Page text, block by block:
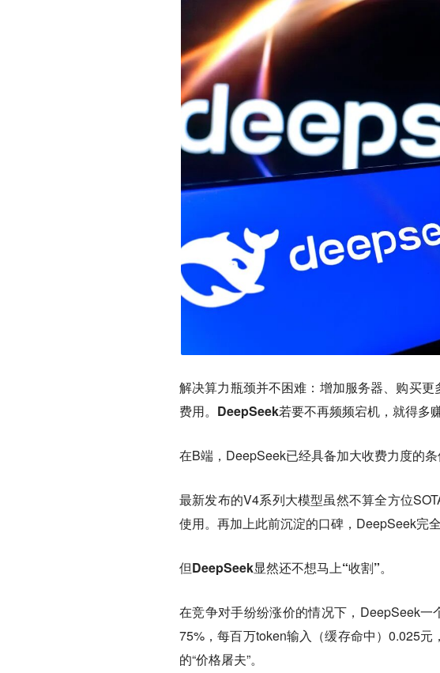
解决算力瓶颈并不困难：增加服务器、购买
费用。 DeepSeek若要不再频频宕机，就得多赚
在B端，DeepSeek已经具备加大收费力度的条
最新发布的V4系列大模型虽然不算全方位
使用。再加上此前沉淀的口碑，DeepSeek完
但DeepSeek显然还不想马上“收割”。
在竞争对手纷纷涨价的情况下，DeepSeek
75%，每百万token输入（缓存命中）0.025
的“价格屠夫”。